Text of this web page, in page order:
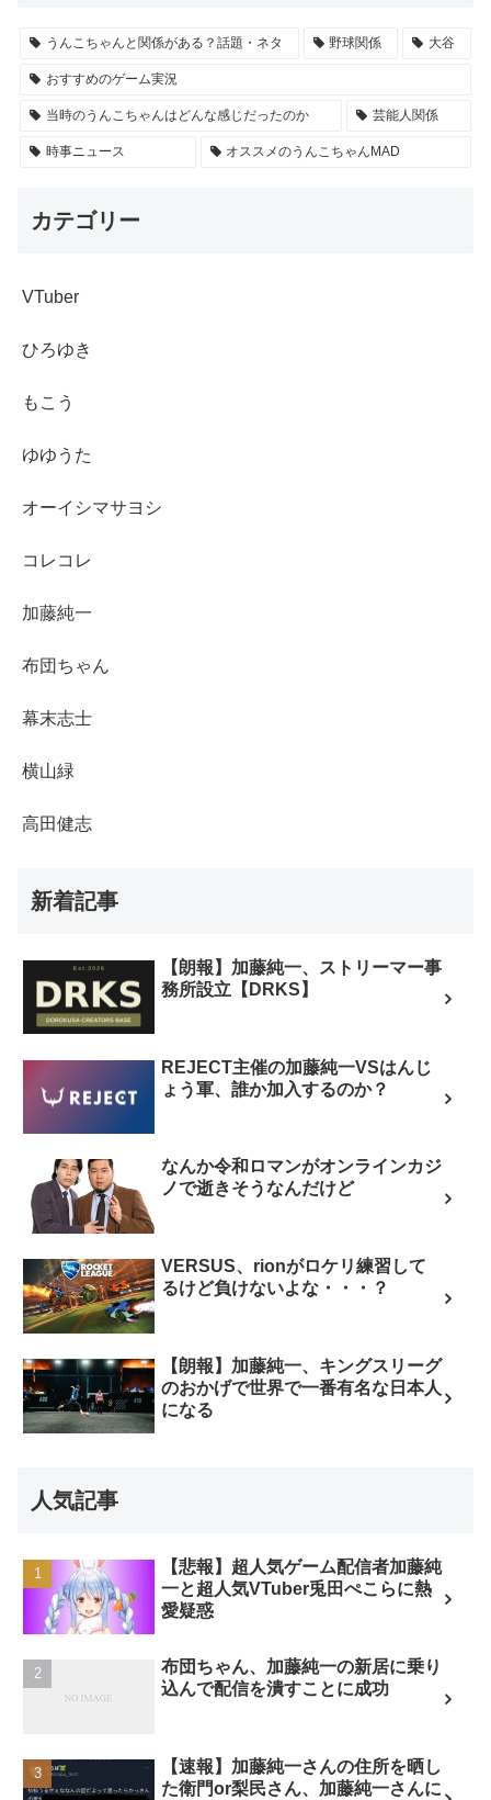
うんこちゃんと関係がある？話題・ネタ 野球関係 大谷
おすすめのゲーム実況
当時のうんこちゃんはどんな感じだったのか 芸能人関係
時事ニュース オススメのうんこちゃんMAD
カテゴリー
VTuber
ひろゆき
もこう
ゆゆうた
オーイシマサヨシ
コレコレ
加藤純一
布団ちゃん
幕末志士
横山緑
高田健志
新着記事
【朗報】加藤純一、ストリーマー事
務所設立【DRKS】
REJECT主催の加藤純一VSはんじ
ょう軍、誰か加入するのか？
なんか令和ロマンがオンラインカジ
ノで逝きそうなんだけど
VERSUS、rionがロケリ練習して
るけど負けないよな・・・？
【朗報】加藤純一、キングスリーグ
のおかげで世界で一番有名な日本人
になる
人気記事
【悲報】超人気ゲーム配信者加藤純
一と超人気VTuber兎田ぺこらに熱
愛疑惑
布団ちゃん、加藤純一の新居に乗り
込んで配信を潰すことに成功
【速報】加藤純一さんの住所を晒し
た衛門or梨民さん、加藤純一さんに